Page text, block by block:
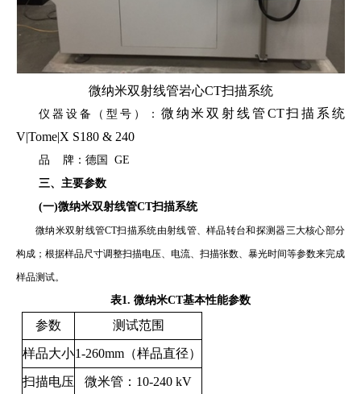
微纳米双射线管岩心CT扫描系统
仪器设备（型号）： 微纳米双射线管CT扫描系统
V|Tome|X S180 & 240
品 牌： 德国
GE
三、主要参数
(一)微纳米双射线管CT扫描系统
微纳米双射线管CT扫描系统由射线管、样品转台和探测器三大核心部分
构成；根据样品尺寸调整扫描电压、电流、 扫描张数、 暴光时间等参数来完成
样品测试。
表1. 微纳米CT基本性能参数
参数 测试范围
样品大小1-260mm（样品直径）
扫描电压
微米管：10-240 kV